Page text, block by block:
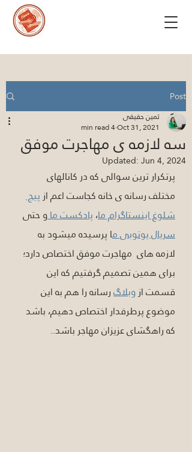
Post
سه لازمه ی مهاجرت موفق
ثمین حقیقی
Oct 31, 2021
4 min read
Updated:Jun 4, 2024
پرتکرار ترین سوالی که در کانالهای
مختلف رسانه ی خانه کجاست اعم از پیج
شلوغ اینستاگرام ما، پادکست ما و حتی
سریال یوتوبی ما پرسیده میشود به
لازمه های  مهاجرت موفق اختصاص دارد؛
برای همین تصمیم گرفتیم که این
قسمت از وبلاگ رسانه را هم به این
موضوع پرطرفدار اختصاص دهیم، باشد
که راهگشای عزیزان مهاجر باشد..